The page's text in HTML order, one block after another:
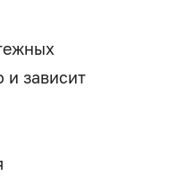
и зависит